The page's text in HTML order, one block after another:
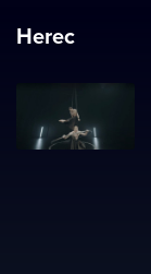
Herec